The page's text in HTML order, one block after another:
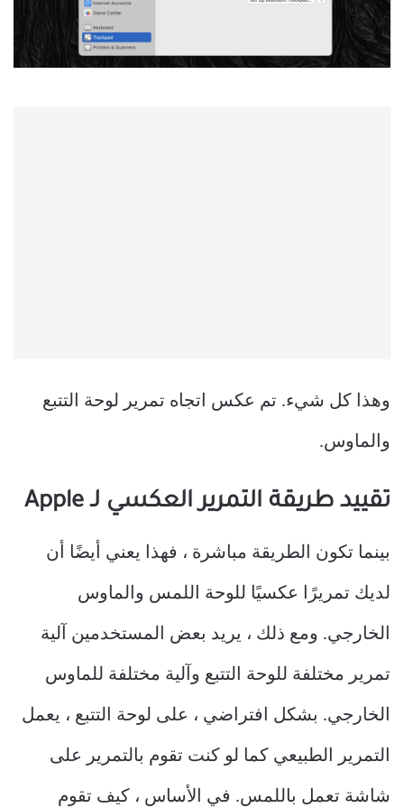
وهذا كل شيء. تم عكس اتجاه تمرير لوحة التتبع
والماوس.
تقييد طريقة التمرير العكسي لـ Apple
بينما تكون الطريقة مباشرة ، فهذا يعني أيضًا أن
لديك تمريرًا عكسيًا للوحة اللمس والماوس
الخارجي. ومع ذلك ، يريد بعض المستخدمين آلية
تمرير مختلفة للوحة التتبع وآلية مختلفة للماوس
الخارجي. بشكل افتراضي ، على لوحة التتبع ، يعمل
التمرير الطبيعي كما لو كنت تقوم بالتمرير على
شاشة تعمل باللمس. في الأساس ، كيف تقوم